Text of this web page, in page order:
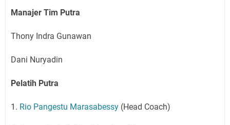
Manajer Tim Putra
Thony Indra Gunawan
Dani Nuryadin
Pelatih Putra
1. Rio Pangestu Marasabessy (Head Coach)